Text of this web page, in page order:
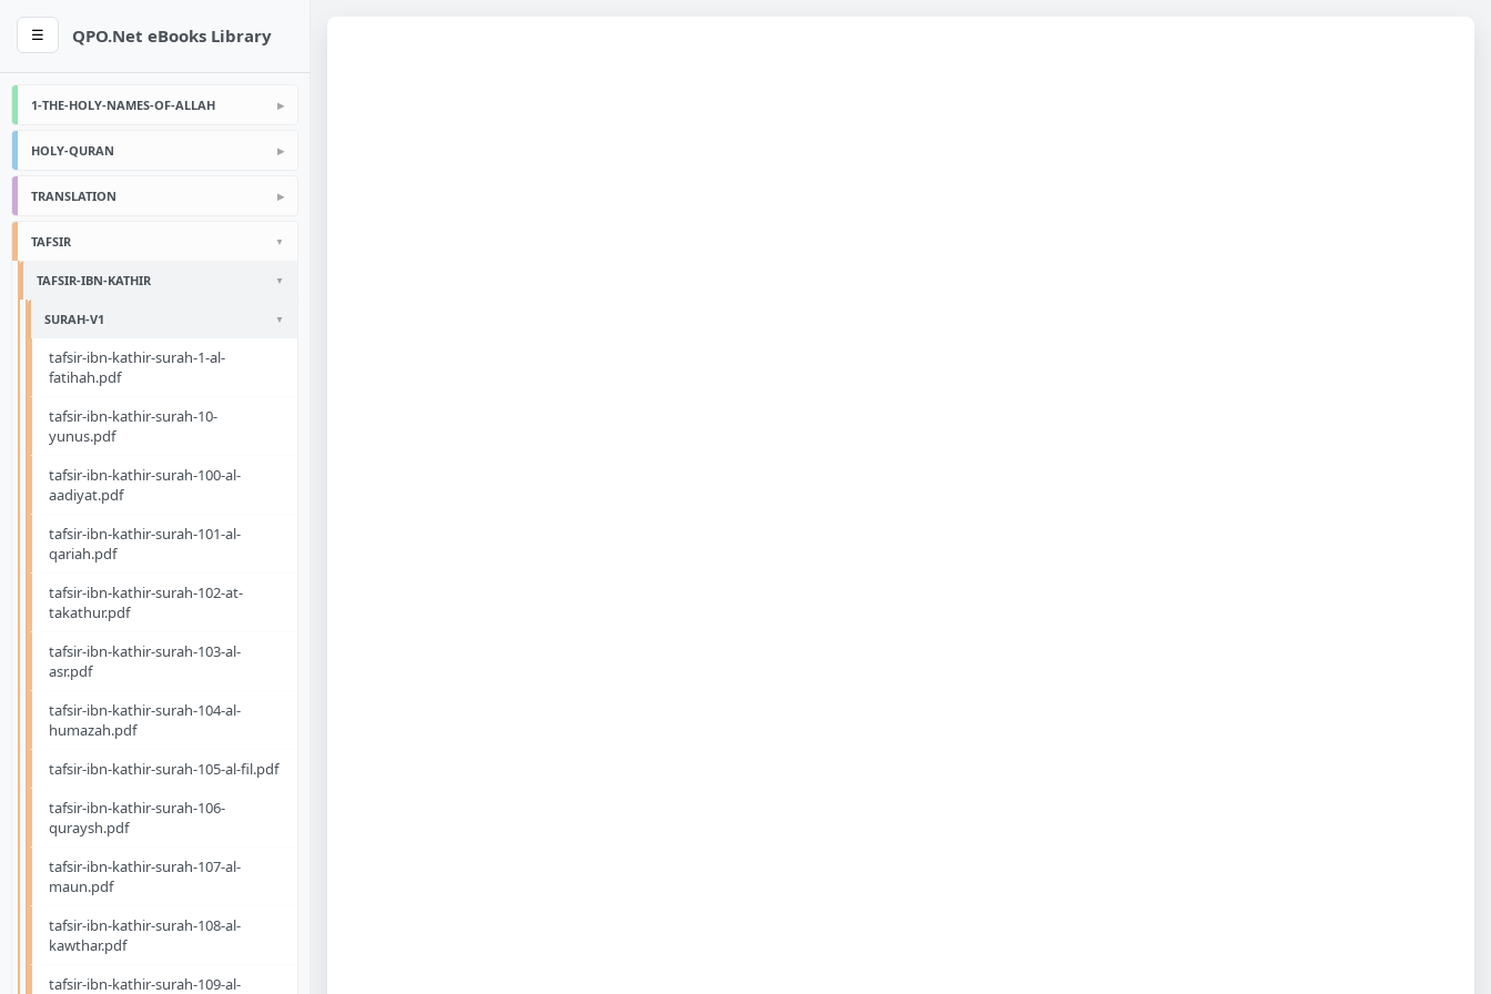
☰ QPO.Net eBooks Library
1-THE-HOLY-NAMES-OF-ALLAH
HOLY-QURAN
TRANSLATION
TAFSIR
TAFSIR-IBN-KATHIR
SURAH-V1
tafsir-ibn-kathir-surah-1-al-
fatihah.pdf
tafsir-ibn-kathir-surah-10-
yunus.pdf
tafsir-ibn-kathir-surah-100-al-
aadiyat.pdf
tafsir-ibn-kathir-surah-101-al-
qariah.pdf
tafsir-ibn-kathir-surah-102-at-
takathur.pdf
tafsir-ibn-kathir-surah-103-al-
asr.pdf
tafsir-ibn-kathir-surah-104-al-
humazah.pdf
tafsir-ibn-kathir-surah-105-al-fil.pdf
tafsir-ibn-kathir-surah-106-
quraysh.pdf
tafsir-ibn-kathir-surah-107-al-
maun.pdf
tafsir-ibn-kathir-surah-108-al-
kawthar.pdf
tafsir-ibn-kathir-surah-109-al-